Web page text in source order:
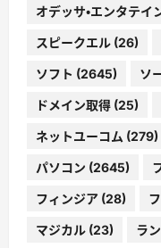
オデッサ・エンタテイ
スピークエル (26)
ソフト (2645) ソ
ドメイン取得 (25)
ネットユーコム (279)
パソコン (2645)
フィンジア (28)
マジカル (23) ラ